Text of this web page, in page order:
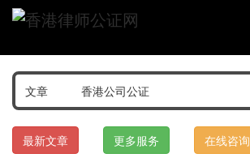
最新文章 更多服务 在线咨询